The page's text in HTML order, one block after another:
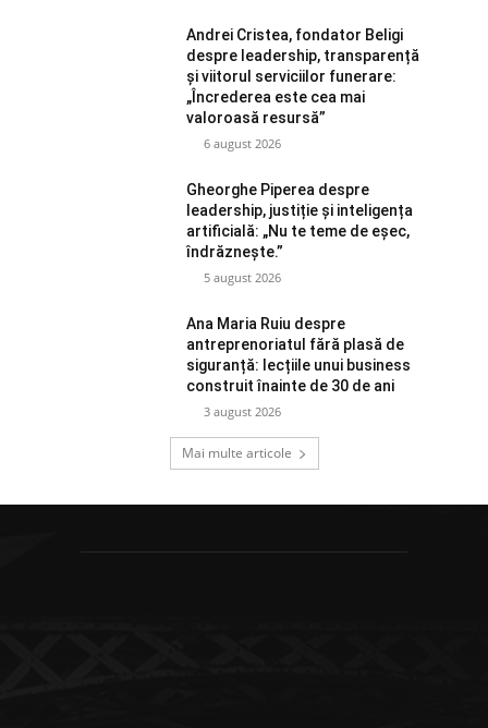
Andrei Cristea, fondator Beligi
despre leadership, transparență
și viitorul serviciilor funerare:
„Încrederea este cea mai
valoroasă resursă”
6 august 2026
Gheorghe Piperea despre
leadership, justiție și inteligența
artificială: „Nu te teme de eșec,
îndrăznește.”
5 august 2026
Ana Maria Ruiu despre
antreprenoriatul fără plasă de
siguranță: lecțiile unui business
construit înainte de 30 de ani
3 august 2026
Mai multe articole